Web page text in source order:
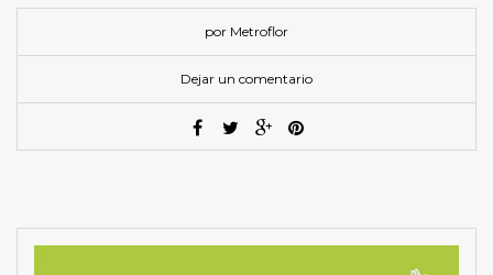
por Metroflor
Dejar un comentario